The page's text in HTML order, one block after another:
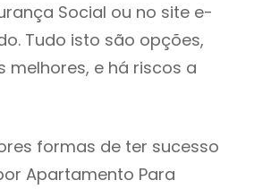
Social ou no site e-
Tudo isto são opções,
melhores, e há riscos a
formas de ter sucesso
Apartamento Para